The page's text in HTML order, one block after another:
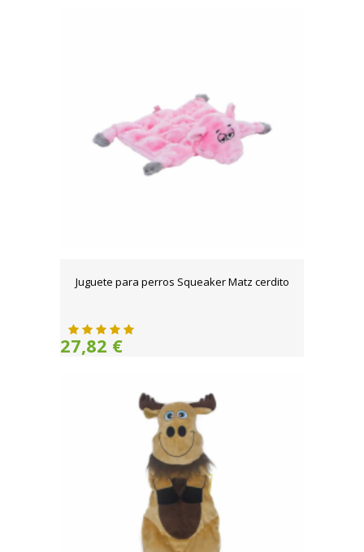
Juguete para perros Squeaker Matz cerdito
27,82 €